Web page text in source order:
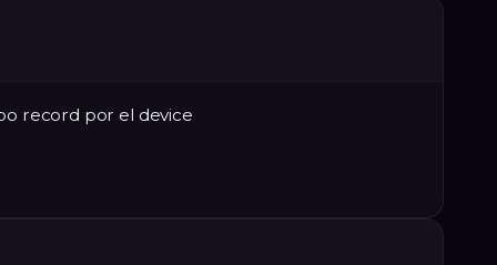
record por el device